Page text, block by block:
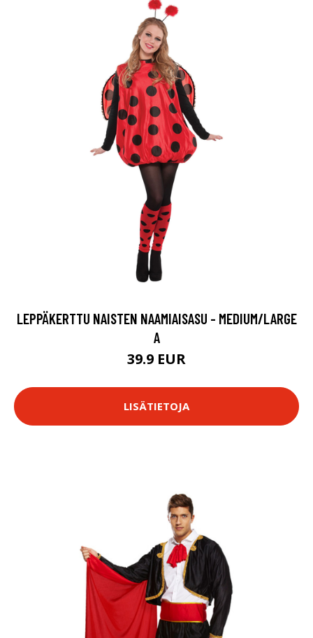
LEPPÄKERTTU NAISTEN NAAMIAISASU - MEDIUM/LARGE
A
39.9 EUR
LISÄTIETOJA